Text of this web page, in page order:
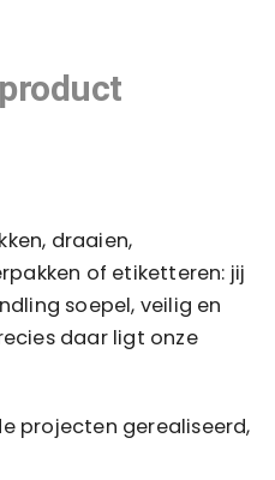
draaien,
of etiketteren: jij
soepel, veilig en
daar ligt onze
projecten gerealiseerd,